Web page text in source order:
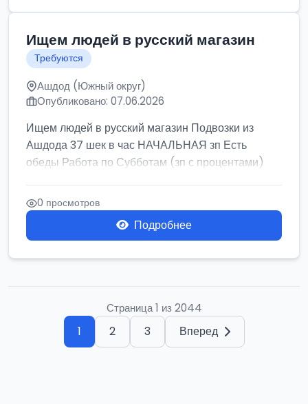
Ищем людей в русский магазин
Требуются
Ашдод (Южный округ)
Опубликовано: 07.06.2026
Ищем людей в русский магазин Подвозки из
Ашдода 37 шек в час НАЧАЛЬНАЯ зп Есть
обеды Работа по Субботам (зп с процентами)
0 просмотров
Подробнее
Страница 1 из 2044
1 2 3 Вперед